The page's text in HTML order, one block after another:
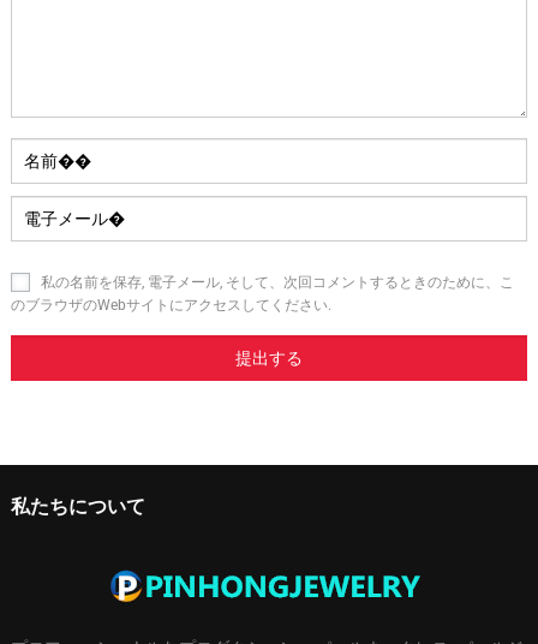
私の名前を保存, 電子メール, そして、次回コメントするときのために、こ
のブラウザのWebサイトにアクセスしてください.
私たちについて